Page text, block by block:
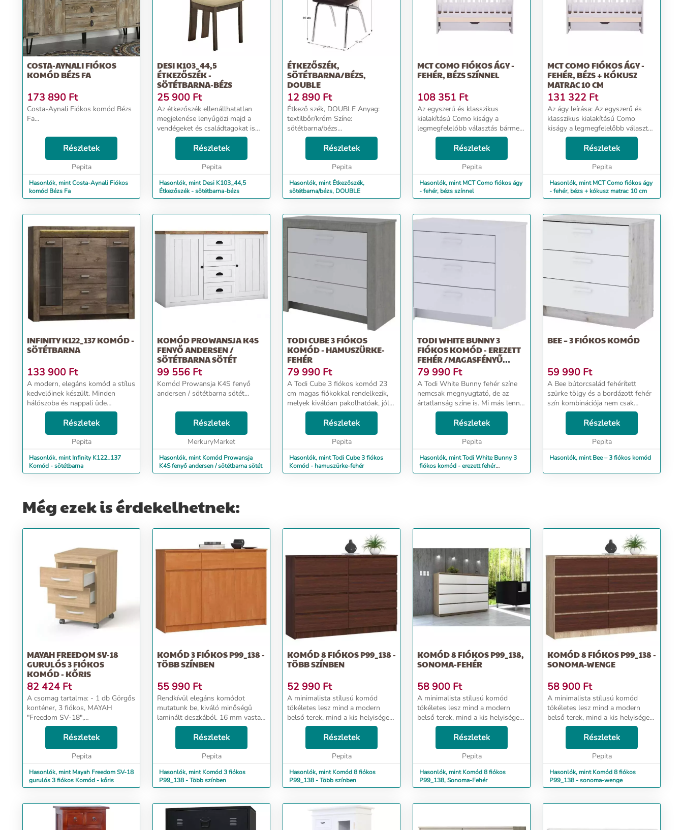
COSTA-AYNALI FIÓKOS
KOMÓD BÉZS FA
173 890 Ft
Costa-Aynali Fiókos komód Bézs
Fa...
Részletek
Pepita
Hasonlók, mint Costa-Aynali Fiókos
komód Bézs Fa
DESI K103_44,5
ÉTKEZŐSZÉK -
SÖTÉTBARNA-BÉZS
25 900 Ft
Az étkezőszék ellenállhatatlan
megjelenése lenyűgözi majd a
vendégeket és családtagokat is
egyaránt. Minőségi kialakításának
köszönhetően hosszú ideig dobja
majd fel a családi összejöveteleket
Részletek
Pepita
Hasonlók, mint Desi K103_44,5
Étkezőszék - sötétbarna-bézs
ÉTKEZŐSZÉK,
SÖTÉTBARNA/BÉZS,
DOUBLE
12 890 Ft
Étkező szék, DOUBLE Anyag:
textilbőr/króm Színe:
sötétbarna/bézs
Méretek(SzéxMéxMa): 39x40x92
Ülés magassága: 46 cm Ülés
mélysége: 54 cm Terhelhetőség:
110 kg Szállítás szétszerelve...
Részletek
Pepita
Hasonlók, mint Étkezőszék,
sötétbarna/bézs, DOUBLE
MCT COMO FIÓKOS ÁGY -
FEHÉR, BÉZS SZÍNNEL
108 351 Ft
Az egyszerű és klasszikus
kialakítású Como kiságy a
legmegfelelőbb választás bármely
helyiségbe. A kiságy tökéletesen
betölti biztonságos, kényelmes és
védő tér szerepét. Ez a kiságy 0
hónapos kortól ...
Részletek
Pepita
Hasonlók, mint MCT Como fiókos ágy
- fehér, bézs színnel
MCT COMO FIÓKOS ÁGY -
FEHÉR, BÉZS + KÓKUSZ
MATRAC 10 CM
131 322 Ft
Az ágy leírása: Az egyszerű és
klasszikus kialakítású Como
kiságy a legmegfelelőbb választás
bármely helyiségbe. A kiságy
tökéletesen betölti biztonságos,
kényelmes és védő tér szerepét.
Részletek
Pepita
Hasonlók, mint MCT Como fiókos ágy
- fehér, bézs + kókusz matrac 10 cm
INFINITY K122_137 KOMÓD -
SÖTÉTBARNA
133 900 Ft
A modern, elegáns komód a stílus
kedvelőinek készült. Minden
hálószoba és nappali üde
tartozéka. Minimalista dizájn
jellemzi, de anyaghasználatának
köszönhetően erős és tartós.
Káprázatos megjelenésén...
Részletek
Pepita
Hasonlók, mint Infinity K122_137
Komód - sötétbarna
KOMÓD PROWANSJA K4S
FENYŐ ANDERSEN /
SÖTÉTBARNA SÖTÉT
99 556 Ft
Komód Prowansja K4S fenyő
andersen / sötétbarna sötét...
Részletek
MerkuryMarket
Hasonlók, mint Komód Prowansja
K4S fenyő andersen / sötétbarna sötét
TODI CUBE 3 FIÓKOS
KOMÓD - HAMUSZÜRKE-
FEHÉR
79 990 Ft
A Todi Cube 3 fiókos komód 23
cm magas fiókokkal rendelkezik,
melyek kiválóan pakolhatóak, jól
átláthatóak és remekül
rendszerezhetőek. Ebbe a
komódba biztosan elfér amire a
gyermeknek szüksége lehet ...
Részletek
Pepita
Hasonlók, mint Todi Cube 3 fiókos
Komód - hamuszürke-fehér
TODI WHITE BUNNY 3
FIÓKOS KOMÓD - EREZETT
FEHÉR /MAGASFÉNYŰ
FEHÉR
79 990 Ft
A Todi White Bunny fehér színe
nemcsak megnyugtató, de az
ártatlanság színe is. Mi más lenne
a legmegfelelőbb gyermekünk
számára, ha nem ez a hófehér
bútorcsalád. A White Bunny
modern, szögletes formá...
Részletek
Pepita
Hasonlók, mint Todi White Bunny 3
fiókos komód - erezett fehér
/magasfényű fehér
BEE – 3 FIÓKOS KOMÓD
59 990 Ft
A Bee bútorcsalád fehérített
szürke tölgy és a bordázott fehér
szín kombinációja nem csak
divatos, de elengedhetetlen része
egy trendi babaszobának. A
szürke-fehér a klasszikusságot, a
kifinomultságot...
Részletek
Pepita
Hasonlók, mint Bee – 3 fiókos komód
Még ezek is érdekelhetnek:
MAYAH FREEDOM SV-18
GURULÓS 3 FIÓKOS
KOMÓD - KŐRIS
82 424 Ft
A csomag tartalma: - 1 db Görgős
konténer, 3 fiókos, MAYAH
"Freedom SV-18",
kőrisháromfiókos görgős
zárral fém fiókrendszerrel
méretek: 545x420x340 mm tető-,
Részletek
Pepita
Hasonlók, mint Mayah Freedom SV-18
gurulós 3 fiókos Komód - kőris
KOMÓD 3 FIÓKOS P99_138 -
TÖBB SZÍNBEN
55 990 Ft
Rendkívül elegáns komódot
mutatunk be, kiváló minőségű
laminált deszkából. 16 mm vastag
és kopásálló. Elismert gyártótól
származik, ennek köszönhetően
garantálja a tartósságot. A komód
három fiókkal é...
Részletek
Pepita
Hasonlók, mint Komód 3 fiókos
P99_138 - Több színben
KOMÓD 8 FIÓKOS P99_138 -
TÖBB SZÍNBEN
52 990 Ft
A minimalista stílusú komód
tökéletes lesz mind a modern
belső terek, mind a kis helyiségek
számára, amelyek megvilágítást és
optikai bővítést igényelnek.
Praktikus hely lesz a tároláshoz -
Részletek
Pepita
Hasonlók, mint Komód 8 fiókos
P99_138 - Több színben
KOMÓD 8 FIÓKOS P99_138,
SONOMA-FEHÉR
58 900 Ft
A minimalista stílusú komód
tökéletes lesz mind a modern
belső terek, mind a kis helyiségek
számára, amelyek megvilágítást és
optikai bővítést igényelnek.
Praktikus hely lesz a tároláshoz -
Részletek
Pepita
Hasonlók, mint Komód 8 fiókos
P99_138, Sonoma-Fehér
KOMÓD 8 FIÓKOS P99_138 -
SONOMA-WENGE
58 900 Ft
A minimalista stílusú komód
tökéletes lesz mind a modern
belső terek, mind a kis helyiségek
számára, amelyek megvilágítást és
optikai bővítést igényelnek.
Praktikus hely lesz a tároláshoz -
Részletek
Pepita
Hasonlók, mint Komód 8 fiókos
P99_138 - sonoma-wenge